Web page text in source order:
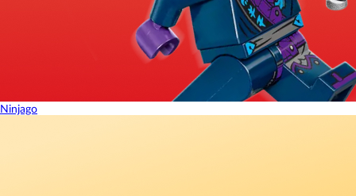
Ninjago